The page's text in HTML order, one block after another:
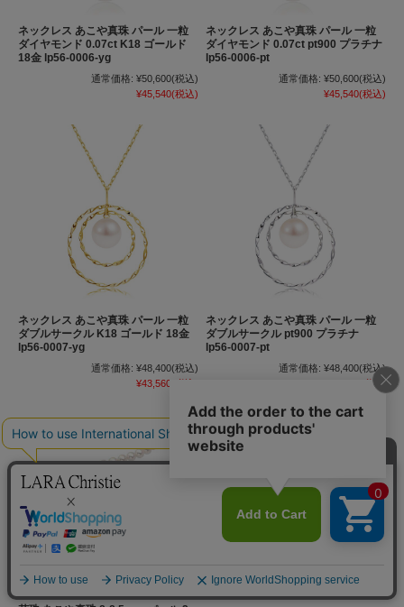
ネックレス あこや真珠 パール 一粒
ダイヤモンド 0.07ct K18 ゴールド
18金 lp56-0006-yg
通常価格: ¥50,600(税込)
¥45,540(税込)
ネックレス あこや真珠 パール 一粒
ダイヤモンド 0.07ct pt900 プラチナ
lp56-0006-pt
通常価格: ¥50,600(税込)
¥45,540(税込)
ネックレス あこや真珠 パール 一粒
ダブルサークル K18 ゴールド 18金
lp56-0007-yg
通常価格: ¥48,400(税込)
¥43,560
(税込)
ネックレス あこや真珠 パール 一粒
ダブルサークル pt900 プラチナ
lp56-0007-pt
通常価格: ¥48,400(税込)
(税込)